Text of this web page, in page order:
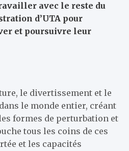
avec le reste du
d’UTA pour
et poursuivre leur
le divertissement et le
le monde entier, créant
formes de perturbation et
tous les coins de ces
et les capacités